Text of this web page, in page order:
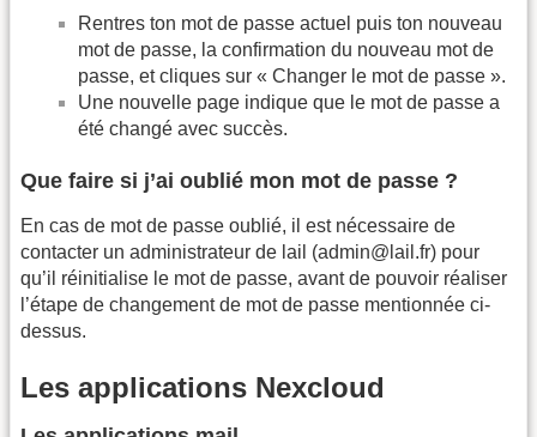
Rentres ton mot de passe actuel puis ton nouveau
mot de passe, la confirmation du nouveau mot de
passe, et cliques sur « Changer le mot de passe ».
Une nouvelle page indique que le mot de passe a
été changé avec succès.
Que faire si j’ai oublié mon mot de passe ?
En cas de mot de passe oublié, il est nécessaire de
contacter un administrateur de lail (admin@lail.fr) pour
qu’il réinitialise le mot de passe, avant de pouvoir réaliser
l’étape de changement de mot de passe mentionnée ci-
dessus.
Les applications Nexcloud